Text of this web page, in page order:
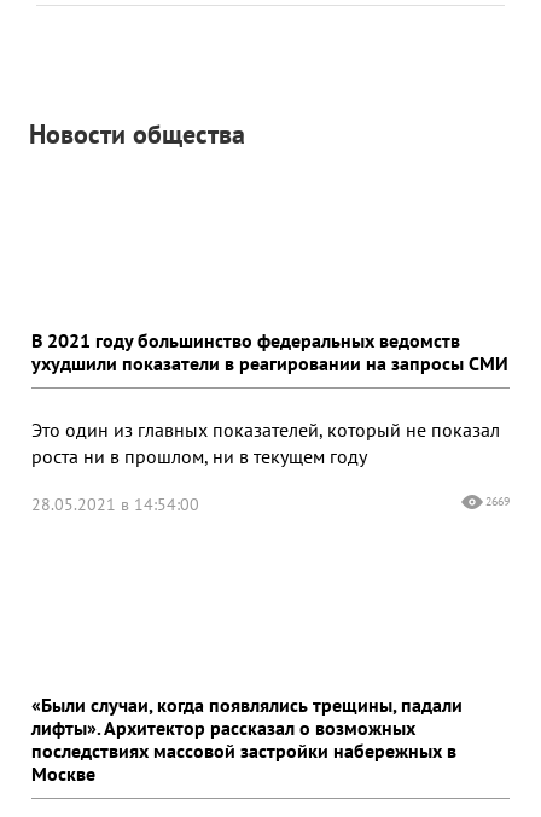
Новости общества
В 2021 году большинство федеральных ведомств
ухудшили показатели в реагировании на запросы СМИ
Это один из главных показателей, который не показал
роста ни в прошлом, ни в текущем году
28.05.2021 в 14:54:00 2669
«Были случаи, когда появлялись трещины, падали
лифты». Архитектор рассказал о возможных
последствиях массовой застройки набережных в
Москве